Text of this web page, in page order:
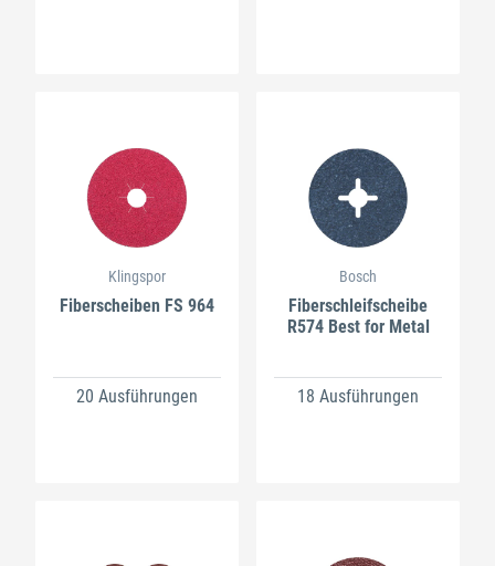
Klingspor
Fiberscheiben FS 964
20 Ausführungen
Bosch
Fiberschleifscheibe
R574 Best for Metal
18 Ausführungen